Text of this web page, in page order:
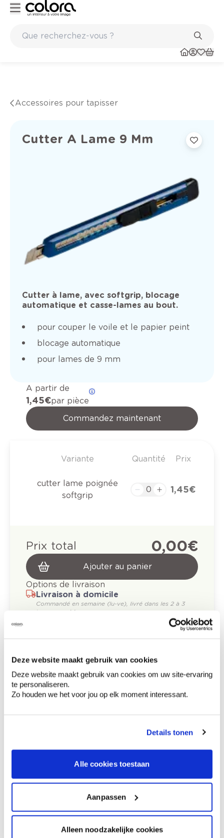
Deze website maakt gebruik van cookies
Deze website maakt gebruik van cookies om uw site-ervaring
te personaliseren.
Zo houden we het voor jou op elk moment interessant.
Details tonen
Alle cookies toestaan
Aanpassen
Alleen noodzakelijke cookies
Accessoires pour tapisser
Cutter A Lame 9 Mm
Cutter à lame, avec softgrip, blocage
automatique et casse-lames au bout.
pour couper le voile et le papier peint
blocage automatique
pour lames de 9 mm
A partir de
1,45 €par pièce
Commandez maintenant
Variante Quantité Prix
cutter lame poignée
softgrip
1,45 €
Prix total 0,00 €
Ajouter au panier
Options de livraison
Livraison à domicile
Commandé en semaine (lu-ve), livré dans les 2 à 3
jours ouvrables.